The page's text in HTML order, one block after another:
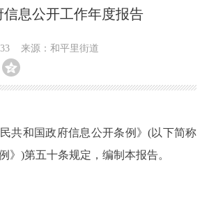
信息公开工作年度报告
来源：和平里街道
和国政府信息公开条例》(以下简称
》)第五十条规定，编制本报告。